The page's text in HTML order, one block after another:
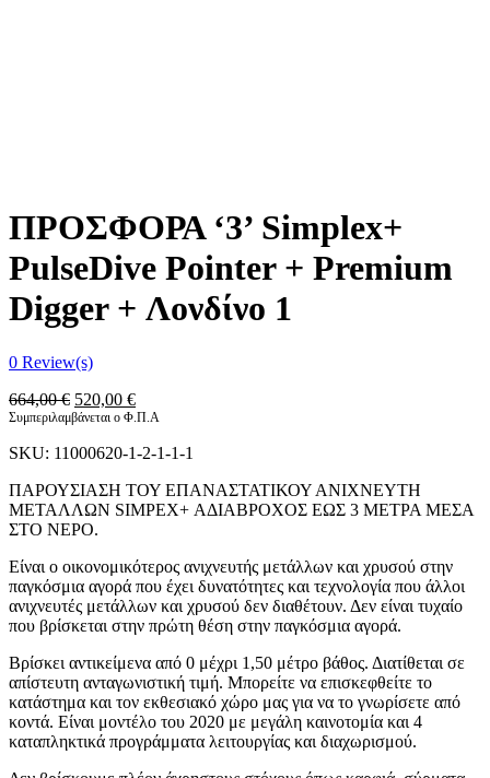
ΠΡΟΣΦΟΡΑ ‘3’ Simplex+
PulseDive Pointer + Premium
Digger + Λονδίνο 1
0 Review(s)
664,00€ Original
price
664,00 €.
520,00 €Η
τρέχουσα
είναι:
Συμπεριλαμβάνεται ο Φ.Π.Α
SKU: 11000620-1-2-1-1-1
ΠΑΡΟΥΣΙΑΣΗ ΤΟΥ ΕΠΑΝΑΣΤΑΤΙΚΟΥ ΑΝΙΧΝΕΥΤΗ
ΜΕΤΑΛΛΩΝ SIMPEX+ ΑΔΙΑΒΡΟΧΟΣ ΕΩΣ 3 ΜΕΤΡΑ ΜΕΣΑ
ΣΤΟ ΝΕΡΟ.
Είναι ο οικονομικότερος ανιχνευτής μετάλλων και χρυσού στην
παγκόσμια αγορά που έχει δυνατότητες και τεχνολογία που άλλοι
ανιχνευτές μετάλλων και χρυσού δεν διαθέτουν. Δεν είναι τυχαίο
που βρίσκεται στην πρώτη θέση στην παγκόσμια αγορά.
Βρίσκει αντικείμενα από 0 μέχρι 1,50 μέτρο βάθος. Διατίθεται σε
απίστευτη ανταγωνιστική τιμή. Μπορείτε να επισκεφθείτε το
κατάστημα και τον εκθεσιακό χώρο μας για να το γνωρίσετε από
κοντά. Είναι μοντέλο του 2020 με μεγάλη καινοτομία και 4
καταπληκτικά προγράμματα λειτουργίας και διαχωρισμού.